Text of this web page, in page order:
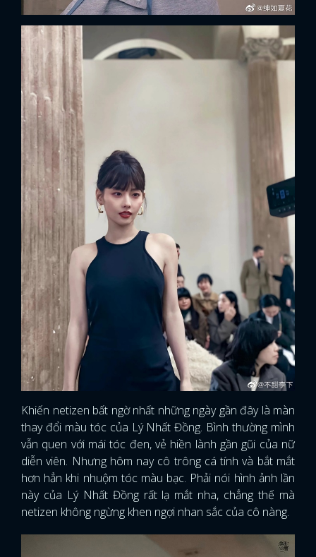
Khiến netizen bất ngờ nhất những ngày gần đây là màn
thay đổi màu tóc của Lý Nhất Đồng. Bình thường mình
vẫn quen với mái tóc đen, vẻ hiền lành gần gũi của nữ
diễn viên. Nhưng hôm nay cô trông cá tính và bắt mắt
hơn hẳn khi nhuộm tóc màu bạc. Phải nói hình ảnh lần
này của Lý Nhất Đồng rất lạ mắt nha, chẳng thế mà
netizen không ngừng khen ngợi nhan sắc của cô nàng.